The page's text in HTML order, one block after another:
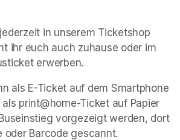
in unserem Ticketshop
ihr euch auch zuhause oder im
erwerben.
als E-Ticket auf dem Smartphone
print@home-Ticket auf Papier
vorgezeigt werden, dort
oder Barcode gescannt.